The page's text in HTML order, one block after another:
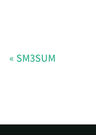
SM3SUM